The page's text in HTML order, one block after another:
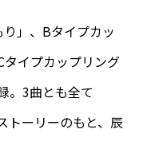
」、Bタイプカッ
イプカップリング
。3曲とも全て
トーリーのもと、辰